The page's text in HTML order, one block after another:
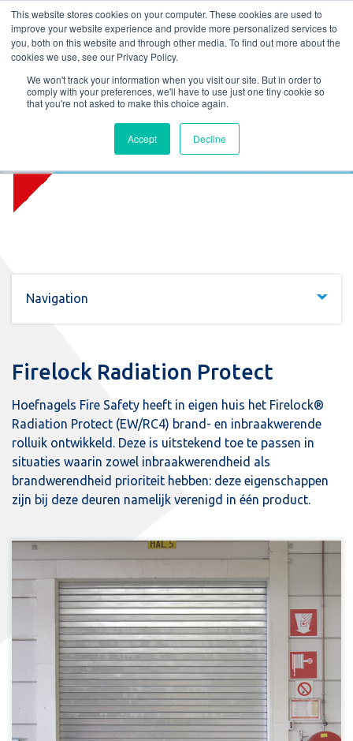
This website stores cookies on your computer. These cookies are used to
improve your website experience and provide more personalized services to
you, both on this website and through other media. To find out more about the
cookies we use, see our Privacy Policy.
We won't track your information when you visit our site. But in order to
comply with your preferences, we'll have to use just one tiny cookie so
that you're not asked to make this choice again.
Accept Decline
L T M P
Firelock Radiation Protect RC4
Navigation
Firelock Radiation Protect
Hoefnagels Fire Safety heeft in eigen huis het Firelock®
Radiation Protect (EW/RC4) brand- en inbraakwerende
rolluik ontwikkeld. Deze is uitstekend toe te passen in
situaties waarin zowel inbraakwerendheid als
brandwerendheid prioriteit hebben: deze eigenschappen
zijn bij deze deuren namelijk verenigd in één product.